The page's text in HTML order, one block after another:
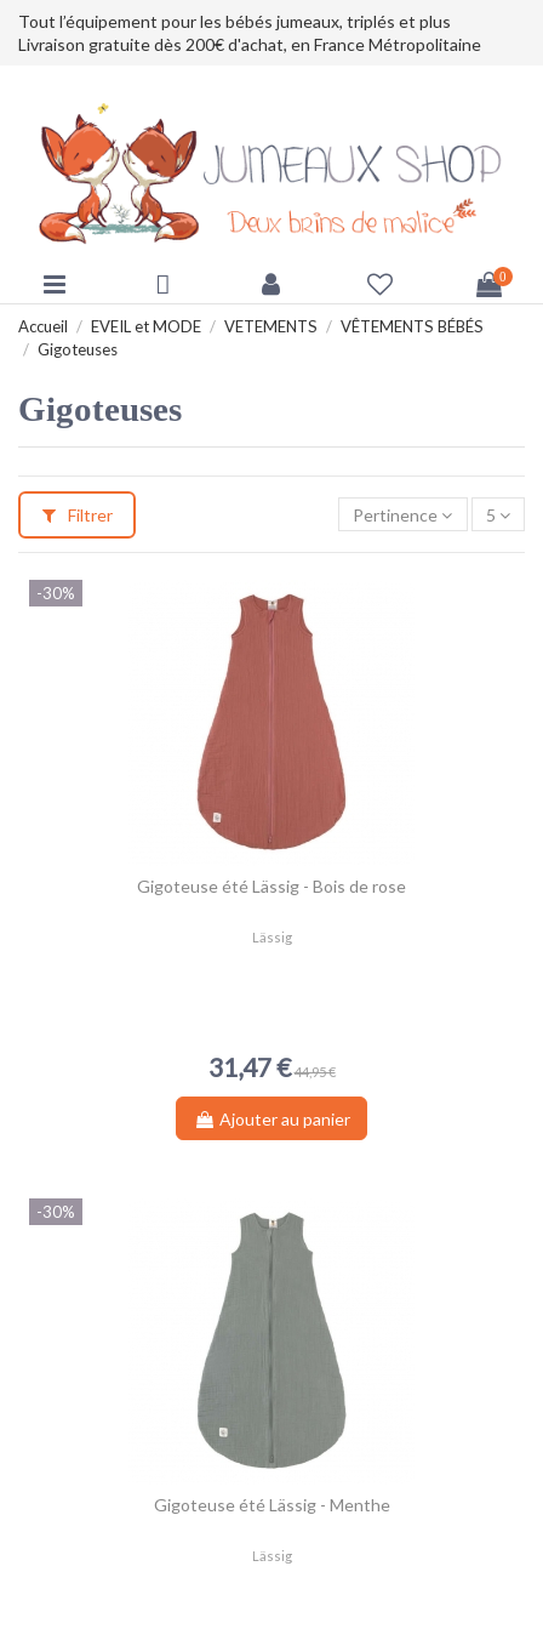
Tout l’équipement pour les bébés jumeaux, triplés et plus
Livraison gratuite dès 200€ d'achat, en France Métropolitaine
0
Accueil EVEIL et MODE VETEMENTS
VÊTEMENTS BÉBÉS
Gigoteuses
Gigoteuses
Filtrer Pertinence 5
-30%
Gigoteuse été Lässig - Bois de rose
Lässig
31,47 € 44,95 €
Ajouter au panier
-30%
Gigoteuse été Lässig - Menthe
Lässig